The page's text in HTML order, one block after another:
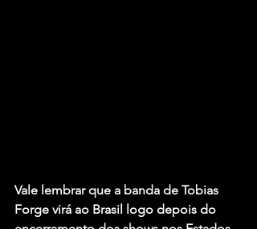
Vale lembrar que a banda de Tobias
Forge virá ao Brasil logo depois do